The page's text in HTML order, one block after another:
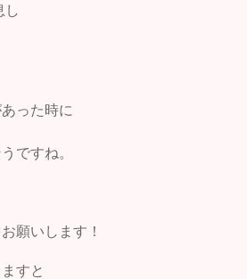
し
った時に
ですね。
願いします！
すと